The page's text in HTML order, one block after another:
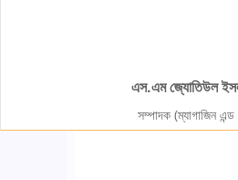
এস.এম জ্যোতিউল
সম্পাদক (ম্যাগাজিন এন্ড